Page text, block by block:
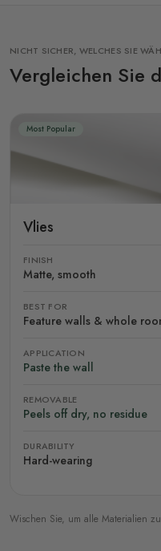
NICHT SICHER, WELCHES SIE
Vergleichen Sie
Most Popular
Vlies
FINISH
Matte, smooth
BEST FOR
Feature walls & whole
APPLICATION
Paste the wall
REMOVABLE
Peels off dry, no residue
DURABILITY
Hard-wearing
Wischen Sie, um alle Materialien